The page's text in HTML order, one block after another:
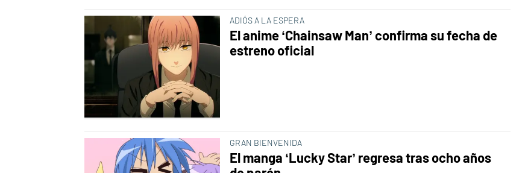
ADIÓS A LA ESPERA
El anime ‘Chainsaw Man’ confirma su fecha de
estreno oficial
GRAN BIENVENIDA
El manga ‘Lucky Star’ regresa tras ocho años